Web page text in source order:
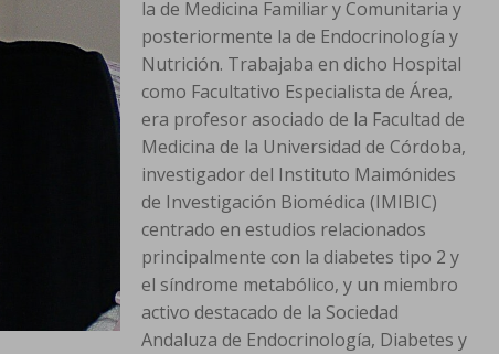
la de Medicina Familiar y Comunitaria y
posteriormente la de Endocrinología y
Nutrición. Trabajaba en dicho Hospital
como Facultativo Especialista de Área,
era profesor asociado de la Facultad de
Medicina de la Universidad de Córdoba,
investigador del Instituto Maimónides
de Investigación Biomédica (IMIBIC)
centrado en estudios relacionados
principalmente con la diabetes tipo 2 y
el síndrome metabólico, y un miembro
activo destacado de la Sociedad
Andaluza de Endocrinología, Diabetes y